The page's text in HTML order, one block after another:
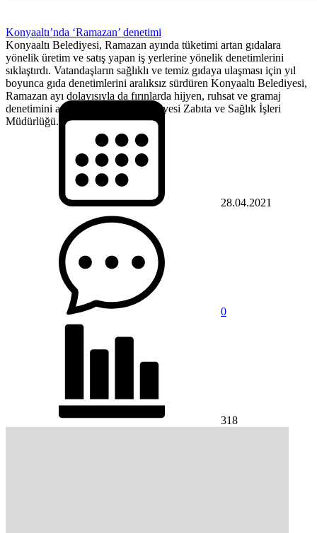
Konyaaltı’nda ‘Ramazan’ denetimi
Konyaaltı Belediyesi, Ramazan ayında tüketimi artan gıdalara
yönelik üretim ve satış yapan iş yerlerine yönelik denetimlerini
sıklaştırdı. Vatandaşların sağlıklı ve temiz gıdaya ulaşması için yıl
boyunca gıda denetimlerini aralıksız sürdüren Konyaaltı Belediyesi,
Ramazan ayı dolayısıyla da fırınlarda hijyen, ruhsat ve gramaj
denetimini artırdı. Konyaaltı Belediyesi Zabıta ve Sağlık İşleri
Müdürlüğü...
28.04.2021
0
318